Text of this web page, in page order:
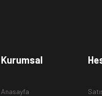
sitesinden almış
Kurumsal
Anasayfa